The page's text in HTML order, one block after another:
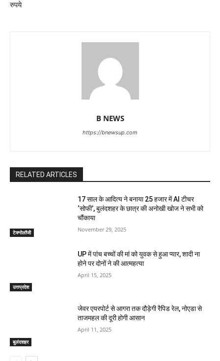
रुपये
B NEWS
https://bnewsup.com
RELATED ARTICLES
टेक्नोलॉजी
17 साल के आदित्य ने बनाया 25 हजार में AI टीचर
‘सोफी’, बुलंदशहर के छात्र की अनोखी खोज ने सभी को
चौंकाया
November 29, 2025
उत्तप्रदेश
UP में पांच बच्चों की मां को युवक से हुआ प्यार, शादी ना
होने पर दोनों ने की आत्महत्या
April 15, 2025
बुलंदशहर
जेवर एयरपोर्ट से आगरा तक दौड़ेगी रैपिड रेल, नोएडा से
ताजमहल की दूरी होगी आसान
April 11, 2025